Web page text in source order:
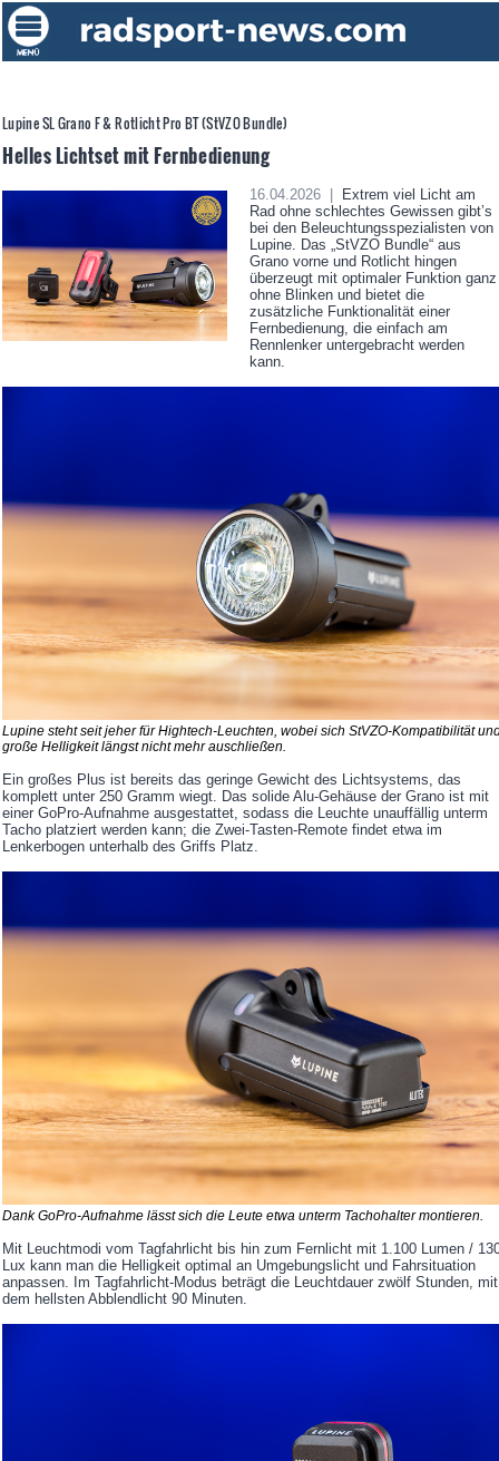
Lupine SL Grano F & Rotlicht Pro BT (StVZO Bundle)
Helles Lichtset mit Fernbedienung
16.04.2026 |
Extrem viel Licht am
Rad ohne schlechtes Gewissen gibt’s
bei den Beleuchtungsspezialisten von
Lupine. Das „StVZO Bundle“ aus
Grano vorne und Rotlicht hingen
überzeugt mit optimaler Funktion ganz
ohne Blinken und bietet die
zusätzliche Funktionalität einer
Fernbedienung, die einfach am
Rennlenker untergebracht werden
kann.
Lupine steht seit jeher für Hightech-Leuchten, wobei sich StVZO-Kompatibilität
große Helligkeit längst nicht mehr auschließen.
Ein großes Plus ist bereits das geringe Gewicht des Lichtsystems, das
komplett unter 250 Gramm wiegt. Das solide Alu-Gehäuse der Grano ist mit
einer GoPro-Aufnahme ausgestattet, sodass die Leuchte unauffällig unterm
Tacho platziert werden kann; die Zwei-Tasten-Remote findet etwa im
Lenkerbogen unterhalb des Griffs Platz.
Dank GoPro-Aufnahme lässt sich die Leute etwa unterm Tachohalter montieren.
Mit Leuchtmodi vom Tagfahrlicht bis hin zum Fernlicht mit 1.100 Lumen /
Lux kann man die Helligkeit optimal an Umgebungslicht und Fahrsituation
anpassen. Im Tagfahrlicht-Modus beträgt die Leuchtdauer zwölf Stunden, mit
dem hellsten Abblendlicht 90 Minuten.